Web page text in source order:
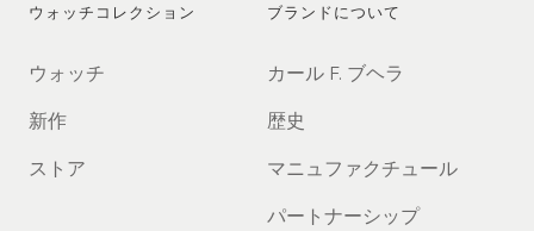
ウォッチコレクション
ウォッチ
新作
ストア
ブランドについて
カール F. ブヘラ
歴史
マニュファクチュール
パートナーシップ